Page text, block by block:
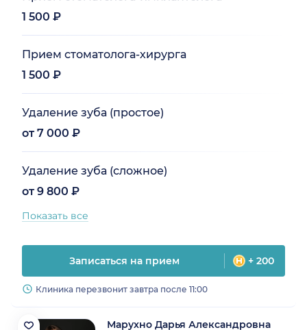
1 500 ₽
Прием стоматолога-хирурга
1 500 ₽
Удаление зуба (простое)
от 7 000 ₽
Удаление зуба (сложное)
от 9 800 ₽
Показать все
Записаться на прием + 200
Клиника перезвонит завтра после 11:00
Марухно Дарья Александровна